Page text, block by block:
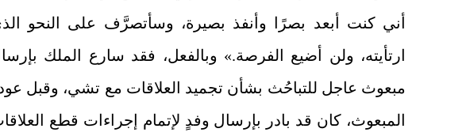
أني كنت أبعد بصرًا وأنفذ بصيرة، وسأتصرَّف على النحو
ارتأيته، ولن أضيع الفرصة.» وبالفعل، فقد سارع الملك
مبعوث عاجل للتباحُث بشأن تجميد العلاقات مع تشي، وقبل
المبعوث، كان قد بادر بإرسال وفدٍ لإتمام إجراءات قطع